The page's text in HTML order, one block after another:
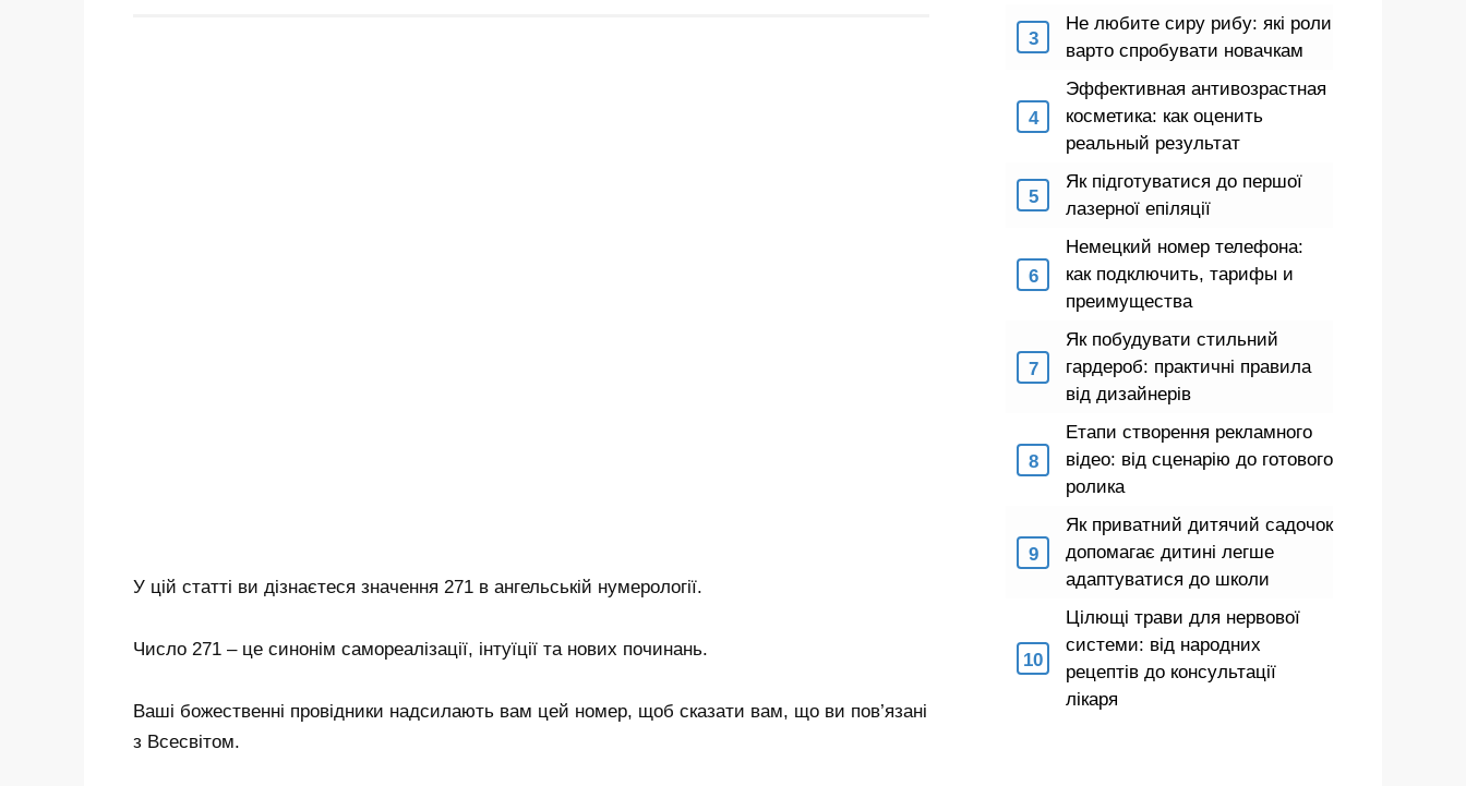
У цій статті ви дізнаєтеся значення 271 в ангельській нумерології.
Число 271 – це синонім самореалізації, інтуїції та нових починань.
Ваші божественні провідники надсилають вам цей номер, щоб сказати вам, що ви пов’язані
з Всесвітом.
Не любите сиру рибу: які роли
варто спробувати новачкам
Эффективная антивозрастная
косметика: как оценить
реальный результат
Як підготуватися до першої
лазерної епіляції
Немецкий номер телефона:
как подключить, тарифы и
преимущества
Як побудувати стильний
гардероб: практичні правила
від дизайнерів
Етапи створення рекламного
відео: від сценарію до готового
ролика
Як приватний дитячий садочок
допомагає дитині легше
адаптуватися до школи
Цілющі трави для нервової
системи: від народних
рецептів до консультації
лікаря